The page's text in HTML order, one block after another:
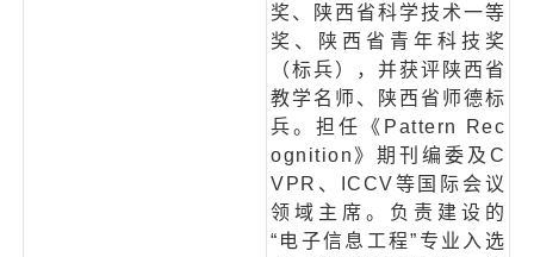
奖、陕西省科学技术一等
奖、陕西省青年科技奖
（标兵），并获评陕西省
教学名师、陕西省师德标
兵。担任《Pattern Rec
ognition》期刊编委及C
VPR、ICCV等国际会议
领域主席。负责建设的
“电子信息工程”专业入选